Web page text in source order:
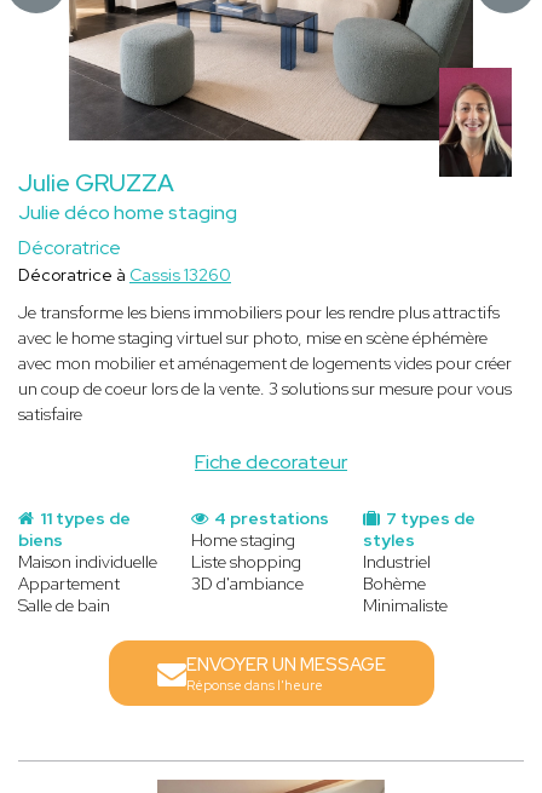
Julie GRUZZA
Julie déco home staging
Décoratrice
Fiche decorateur
Décoratrice à Cassis 13260
Je transforme les biens immobiliers pour les rendre plus attractifs
avec le home staging virtuel sur photo, mise en scène éphémère
avec mon mobilier et aménagement de logements vides pour créer
un coup de coeur lors de la vente. 3 solutions sur mesure pour vous
satisfaire
11 types de
biens
Maison individuelle
Appartement
Salle de bain
7 types de
styles
Industriel
Bohème
Minimaliste
4 prestations
Home staging
Liste shopping
3D d'ambiance
ENVOYER UN MESSAGE
Réponse dans l'heure